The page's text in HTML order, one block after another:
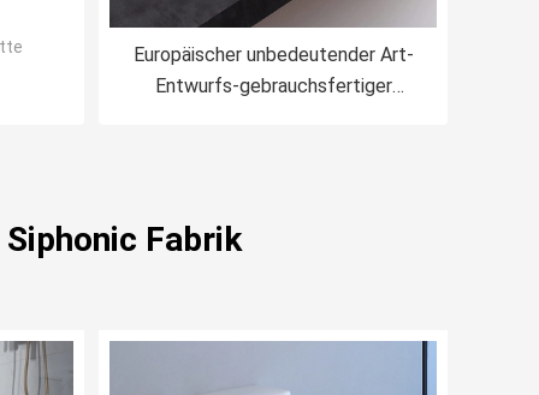
Europäischer unbedeutender Art-
Entwurfs-gebrauchsfertiger
Fabrik